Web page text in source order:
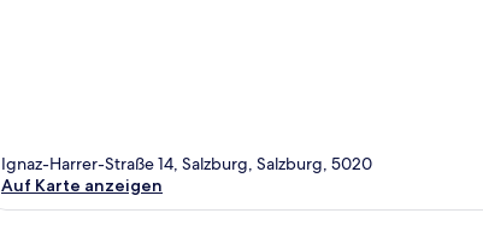
Ignaz-Harrer-Straße 14, Salzburg, Salzburg, 5020
Auf Karte anzeigen